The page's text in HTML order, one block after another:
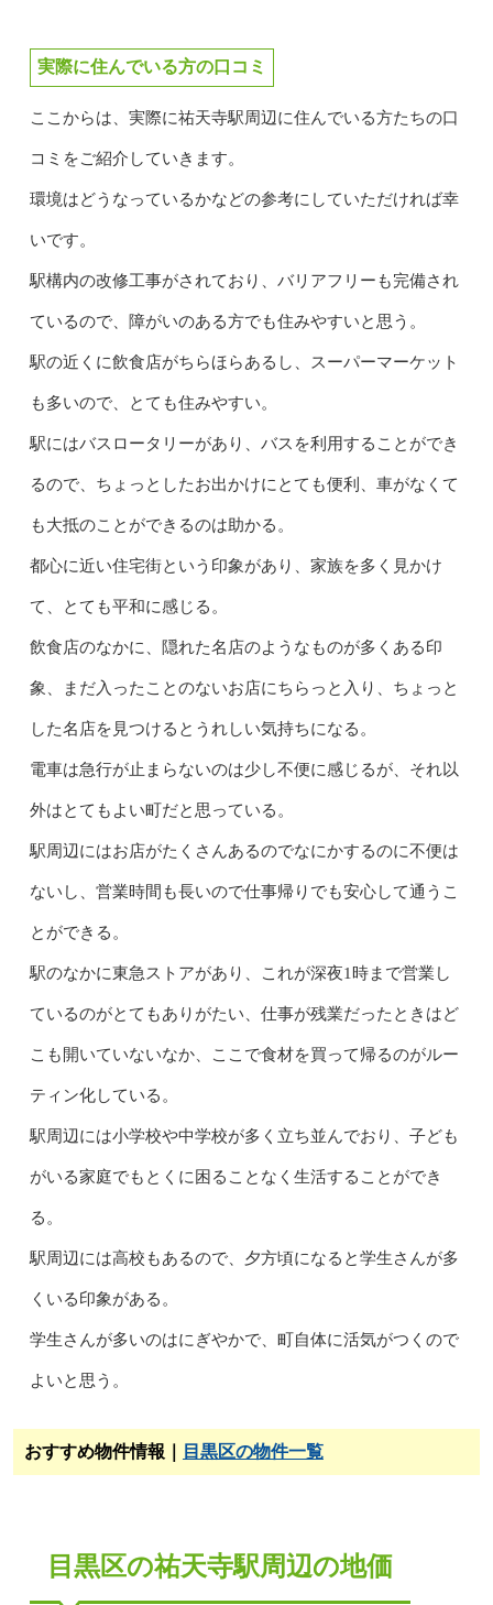
実際に住んでいる方の口コミ
ここからは、実際に祐天寺駅周辺に住んでいる方たちの口
コミをご紹介していきます。
環境はどうなっているかなどの参考にしていただければ幸
いです。
駅構内の改修工事がされており、バリアフリーも完備され
ているので、障がいのある方でも住みやすいと思う。
駅の近くに飲食店がちらほらあるし、スーパーマーケット
も多いので、とても住みやすい。
駅にはバスロータリーがあり、バスを利用することができ
るので、ちょっとしたお出かけにとても便利、車がなくて
も大抵のことができるのは助かる。
都心に近い住宅街という印象があり、家族を多く見かけ
て、とても平和に感じる。
飲食店のなかに、隠れた名店のようなものが多くある印
象、まだ入ったことのないお店にちらっと入り、ちょっと
した名店を見つけるとうれしい気持ちになる。
電車は急行が止まらないのは少し不便に感じるが、それ以
外はとてもよい町だと思っている。
駅周辺にはお店がたくさんあるのでなにかするのに不便は
ないし、営業時間も長いので仕事帰りでも安心して通うこ
とができる。
駅のなかに東急ストアがあり、これが深夜1時まで営業し
ているのがとてもありがたい、仕事が残業だったときはど
こも開いていないなか、ここで食材を買って帰るのがルー
ティン化している。
駅周辺には小学校や中学校が多く立ち並んでおり、子ども
がいる家庭でもとくに困ることなく生活することができ
る。
駅周辺には高校もあるので、夕方頃になると学生さんが多
くいる印象がある。
学生さんが多いのはにぎやかで、町自体に活気がつくので
よいと思う。
おすすめ物件情報｜ 目黒区の物件一覧
目黒区の祐天寺駅周辺の地価